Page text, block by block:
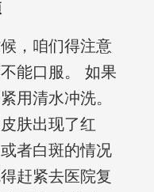
，咱们得注意
能口服。 如果
用清水冲洗。
肤出现了红
者白斑的情况
赶紧去医院复